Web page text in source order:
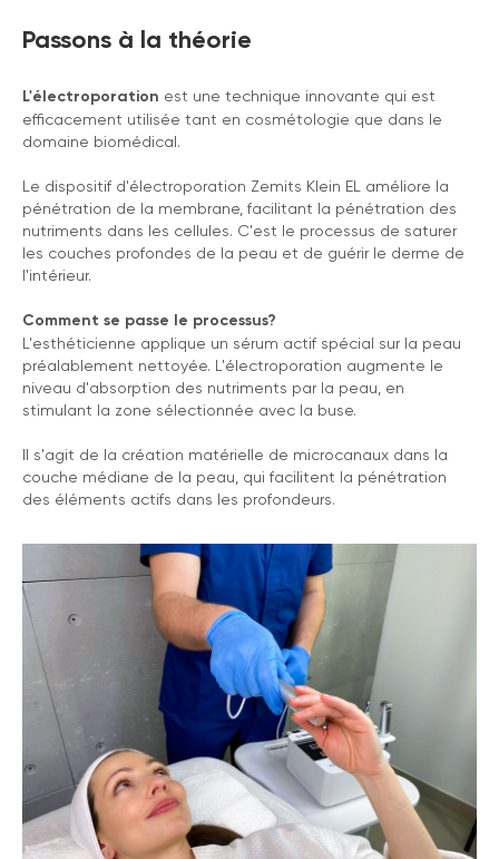
Passons à la théorie
L'électroporation est une technique innovante qui est
efficacement utilisée tant en cosmétologie que dans le
domaine biomédical.
Le dispositif d'électroporation Zemits Klein EL améliore la
pénétration de la membrane, facilitant la pénétration des
nutriments dans les cellules. C'est le processus de saturer
les couches profondes de la peau et de guérir le derme de
l'intérieur.
Comment se passe le processus?
L'esthéticienne applique un sérum actif spécial sur la peau
préalablement nettoyée. L'électroporation augmente le
niveau d'absorption des nutriments par la peau, en
stimulant la zone sélectionnée avec la buse.
Il s'agit de la création matérielle de microcanaux dans la
couche médiane de la peau, qui facilitent la pénétration
des éléments actifs dans les profondeurs.